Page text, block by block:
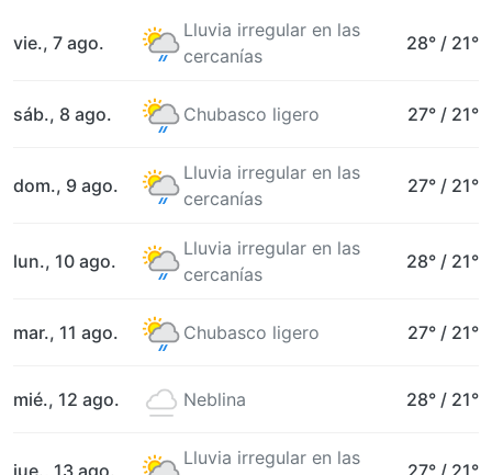
vie., 7 ago.
Lluvia irregular en las
cercanías
28° / 21°
sáb., 8 ago. Chubasco ligero 27° / 21°
dom., 9 ago.
Lluvia irregular en las
cercanías
27° / 21°
lun., 10 ago.
Lluvia irregular en las
cercanías
28° / 21°
mar., 11 ago. Chubasco ligero 27° / 21°
mié., 12 ago. Neblina 28° / 21°
jue., 13 ago.
Lluvia irregular en las
27° / 21°